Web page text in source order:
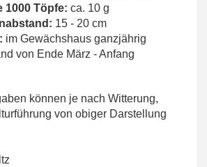
1000 Töpfe: ca. 10 g
15 - 20 cm
im Gewächshaus ganzjährig
von Ende März - Anfang
können je nach Witterung,
von obiger Darstellung